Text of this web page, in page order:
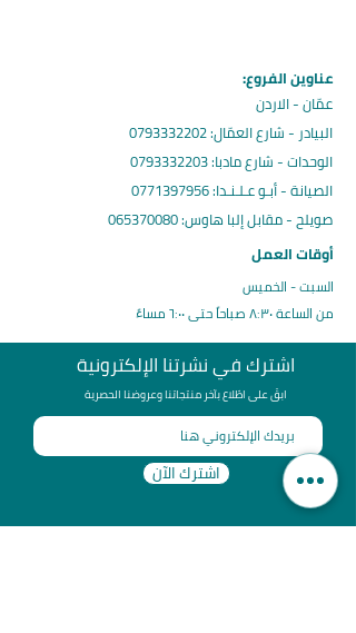
عناوين الفروع:
عمّان - الاردن
البيادر - شارع العمّال:0793332202
الوحدات - شارع مادبا:0793332203
الصيانة - أبـو عـلـنـدا:0771397956
صويلح - مقابل إلبا هاوس:
065370080
أوقات العمل
السبت - الخميس
من الساعة ٨:٣٠ صباحاً حتى ٦:٠٠ مساءً
اشترك في نشرتنا الإلكترونية
ابقَ على اطّلاع بآخر منتجاتنا وعروضنا الحصرية
اشترك الآن